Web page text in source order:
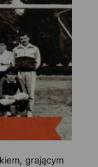
grającym